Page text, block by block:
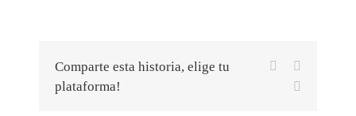
Comparte esta historia, elige tu
plataforma!
Facebook